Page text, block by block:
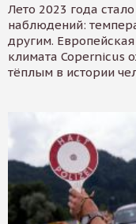
Лето 2023 года
наблюдений:
другим.
климата Copernicus
тёплым в истории